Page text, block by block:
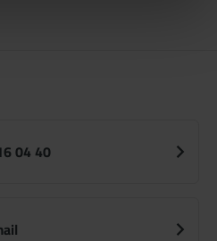
04 40